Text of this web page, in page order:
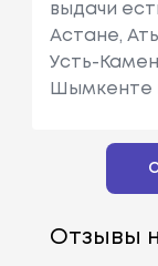
выдачи
Астане,
Усть-
Шымкенте
Отзывы